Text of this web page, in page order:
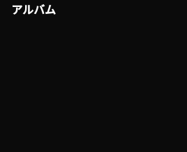
アルバム